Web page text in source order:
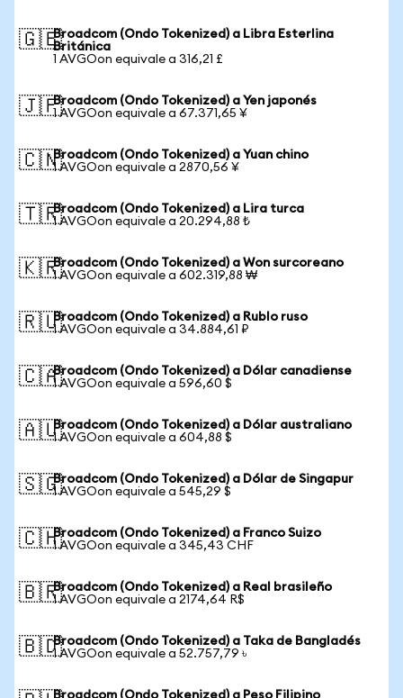
🇬🇧Broadcom (Ondo Tokenized) a Libra Esterlina
Británica
1 AVGOon equivale a 316,21 £
🇯🇵Broadcom (Ondo Tokenized) a Yen japonés
1 AVGOon equivale a 67.371,65 ¥
🇨🇳Broadcom (Ondo Tokenized) a Yuan chino
1 AVGOon equivale a 2870,56 ¥
🇹🇷Broadcom (Ondo Tokenized) a Lira turca
1 AVGOon equivale a 20.294,88 ₺
🇰🇷Broadcom (Ondo Tokenized) a Won surcoreano
1 AVGOon equivale a 602.319,88 ₩
🇷🇺Broadcom (Ondo Tokenized) a Rublo ruso
1 AVGOon equivale a 34.884,61 ₽
🇨🇦Broadcom (Ondo Tokenized) a Dólar canadiense
1 AVGOon equivale a 596,60 $
🇦🇺Broadcom (Ondo Tokenized) a Dólar australiano
1 AVGOon equivale a 604,88 $
🇸🇬Broadcom (Ondo Tokenized) a Dólar de Singapur
1 AVGOon equivale a 545,29 $
🇨🇭Broadcom (Ondo Tokenized) a Franco Suizo
1 AVGOon equivale a 345,43 CHF
🇧🇷Broadcom (Ondo Tokenized) a Real brasileño
1 AVGOon equivale a 2174,64 R$
🇧🇩Broadcom (Ondo Tokenized) a Taka de Bangladés
1 AVGOon equivale a 52.757,79 ৳
Broadcom (Ondo Tokenized) a Peso Filipino